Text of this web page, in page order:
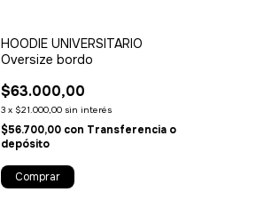
HOODIE UNIVERSITARIO
Oversize bordo
$63.000,00
3 x $21.000,00 sin interés
$56.700,00 con Transferencia o
depósito
Comprar